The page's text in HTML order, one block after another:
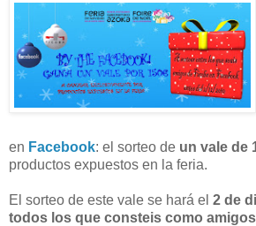
en Facebook: el sorteo de un vale de
productos expuestos en la feria.
El sorteo de este vale se hará el 2 de
todos los que consteis como